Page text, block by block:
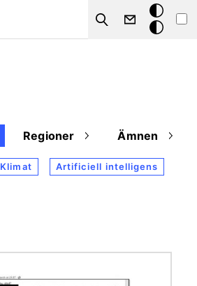
Search
Mörkt
läge
Regioner Ämnen
Klimat Artificiell intelligens